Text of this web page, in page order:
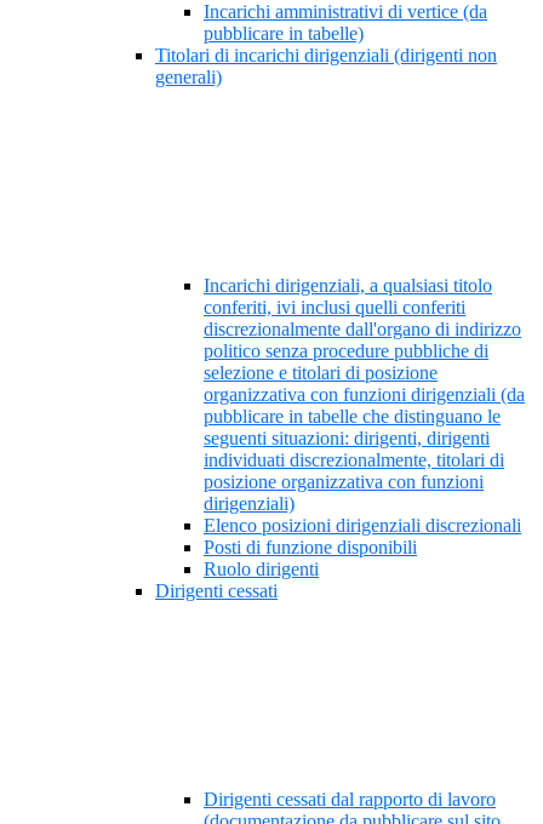
Incarichi amministrativi di vertice (da
pubblicare in tabelle)
Titolari di incarichi dirigenziali (dirigenti non
generali)
Incarichi dirigenziali, a qualsiasi titolo
conferiti, ivi inclusi quelli conferiti
discrezionalmente dall'organo di indirizzo
politico senza procedure pubbliche di
selezione e titolari di posizione
organizzativa con funzioni dirigenziali (da
pubblicare in tabelle che distinguano le
seguenti situazioni: dirigenti, dirigenti
individuati discrezionalmente, titolari di
posizione organizzativa con funzioni
dirigenziali)
Elenco posizioni dirigenziali discrezionali
Posti di funzione disponibili
Ruolo dirigenti
Dirigenti cessati
Dirigenti cessati dal rapporto di lavoro